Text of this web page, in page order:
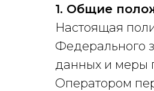
1. Общие
Настоящая
Федерального
данных и меры
Оператором